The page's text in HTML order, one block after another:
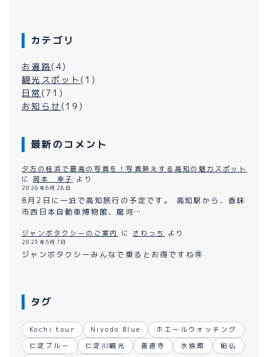
カテゴリ
お遍路(4)
観光スポット (1)
日常 (71)
お知らせ (19)
最新のコメント
夕方の桂浜で最高の写真を！写真映えする高知の魅力スポット
に 岡本 幸子 より
2026年6月28日
8月2日に一泊で高知旅行の予定です。 高知駅から、香味
市西日本自動車博物館、龍河…
ジャンボタクシーのご案内 に さわっち より
2023年5月7日
ジャンボタクシーみんなで乗るとお得ですね🉐
タグ
Kochi tour Niyodo Blue
ホエールウォッチング
仁淀ブルー
仁淀川観光 善通寺 水族館
秘仏